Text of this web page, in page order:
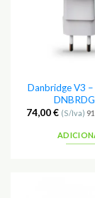
Danbridge V3
74,00€ (S/Iva)